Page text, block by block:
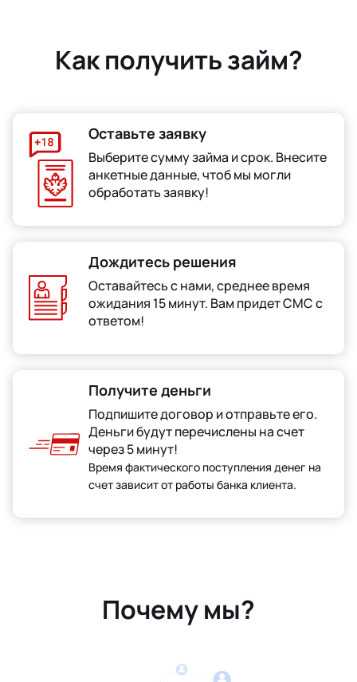
Как получить займ?
Оставьте заявку
Выберите сумму займа и срок. Внесите
анкетные данные, чтоб мы могли
обработать заявку!
Дождитесь решения
Оставайтесь с нами, среднее время
ожидания 15 минут. Вам придет СМС с
ответом!
Получите деньги
Подпишите договор и отправьте его.
Деньги будут перечислены на счет
через 5 минут!
Время фактического поступления денег на
счет зависит от работы банка клиента.
Почему мы?